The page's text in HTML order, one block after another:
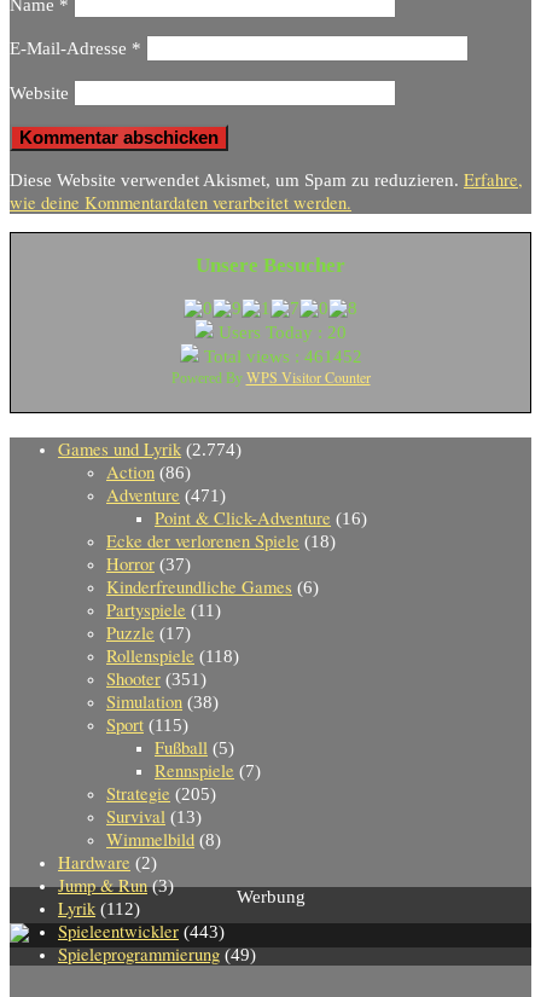
Name *
E-Mail-Adresse *
Website
Diese Website verwendet Akismet, um Spam zu reduzieren. Erfahre,
wie deine Kommentardaten verarbeitet werden.
Unsere Besucher
Users Today : 20
Total views : 461452
Powered By WPS Visitor Counter
Games und Lyrik (2.774)
Action (86)
Adventure (471)
Point & Click-Adventure (16)
Ecke der verlorenen Spiele (18)
Horror (37)
Kinderfreundliche Games (6)
Partyspiele (11)
Puzzle (17)
Rollenspiele (118)
Shooter (351)
Simulation (38)
Sport (115)
Fußball (5)
Rennspiele (7)
Strategie (205)
Survival (13)
Wimmelbild (8)
Hardware (2)
Jump & Run(3)
Lyrik (112)
Spieleentwickler (443)
Spieleprogrammierung (49)
Werbung